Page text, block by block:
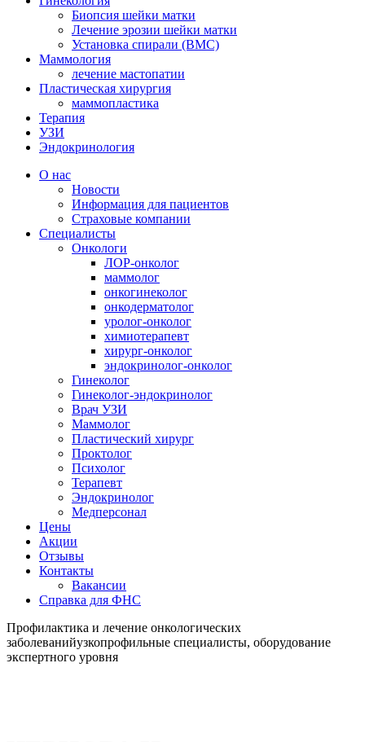
Биопсия шейки матки
Лечение эрозии шейки матки
Установка спирали (ВМС)
Маммология
лечение мастопатии
Пластическая хирургия
маммопластика
Терапия
УЗИ
Эндокринология
О нас
Новости
Информация для пациентов
Страховые компании
Специалисты
Онкологи
ЛОР-онколог
маммолог
онкогинеколог
онкодерматолог
уролог-онколог
химиотерапевт
хирург-онколог
эндокринолог-онколог
Гинеколог
Гинеколог-эндокринолог
Врач УЗИ
Маммолог
Пластический хирург
Проктолог
Психолог
Терапевт
Эндокринолог
Медперсонал
Цены
Акции
Отзывы
Контакты
Вакансии
Справка для ФНС
Профилактика и лечение онкологических
заболеванийузкопрофильные специалисты, оборудование
экспертного уровня